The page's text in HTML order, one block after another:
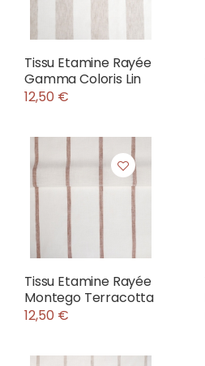
Tissu Etamine Rayée
Gamma Coloris Lin
12,50 €
Tissu Etamine Rayée
Montego Terracotta
12,50 €